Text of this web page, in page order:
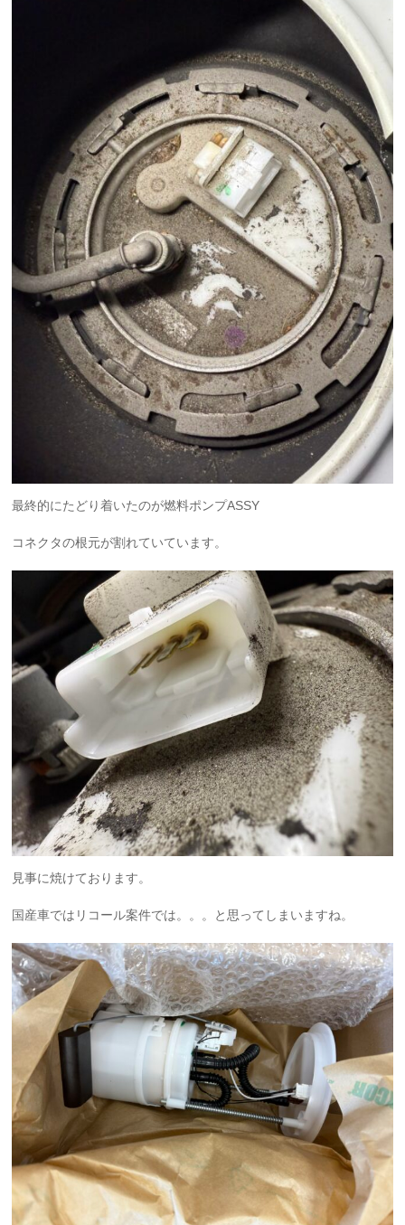
最終的にたどり着いたのが燃料ポンプASSY
コネクタの根元が割れていています。
見事に焼けております。
国産車ではリコール案件では。。。と思ってしまいますね。